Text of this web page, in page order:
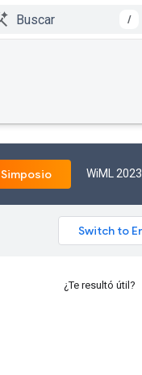
/
Simposio WiML 2023.
¿Te resultó útil?